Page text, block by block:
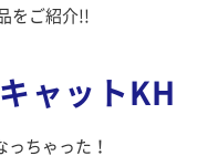
をご紹介!!
ャットKH
ちゃった！